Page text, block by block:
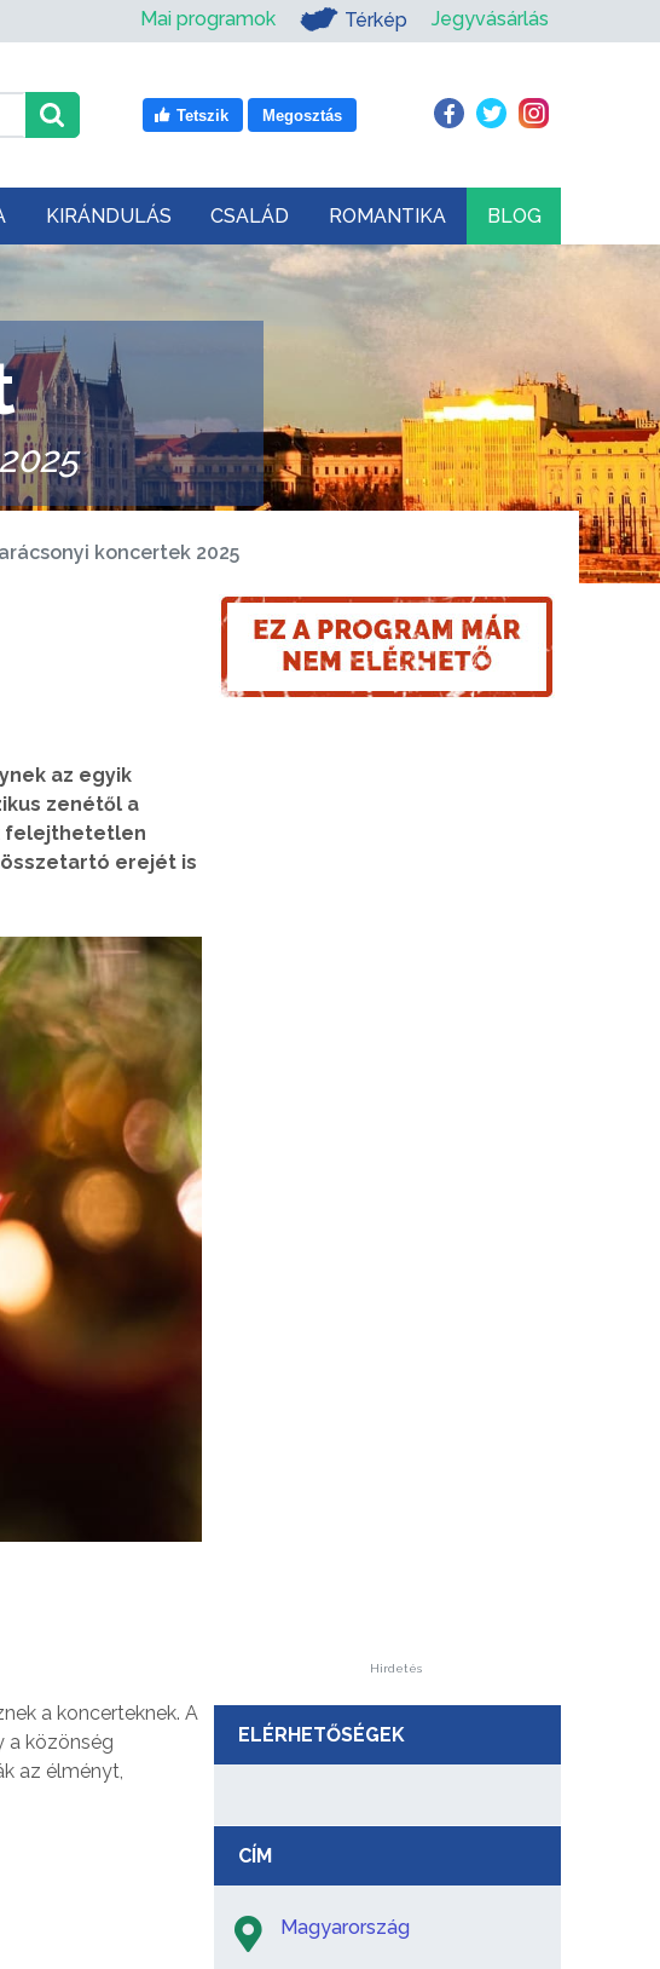
Mai programok Térkép Jegyvásárlás
Tetszik Megosztás
KIRÁNDULÁS CSALÁD ROMANTIKA BLOG
koncertek 2025
az egyik
zenétől a
felejthetetlen
erejét is
a koncerteknek. A
a közönség
az élményt,
Hirdetés
ELÉRHETŐSÉGEK
CÍM
Magyarország